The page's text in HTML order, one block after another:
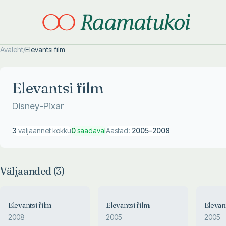
Avaleht/Elevantsi film
Elevantsi film
Disney-Pixar
3 väljaannet kokku0saadavalAastad: 2005–2008
Väljaanded (3)
Elevantsi film
2008
Elevantsi film
2005 2005